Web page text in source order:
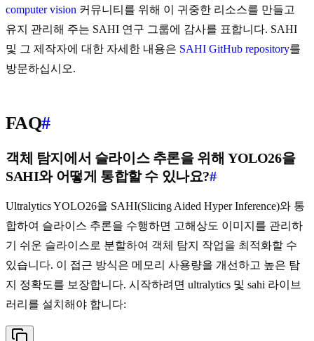
computer vision 커뮤니티를 위해 이 귀중한 리소스를 만들고
유지 관리해 주는 SAHI 연구 그룹에 감사를 표합니다. SAHI
및 그 제작자에 대한 자세한 내용은 SAHI GitHub repository를
방문하십시오.
FAQ#
객체 탐지에서 슬라이스 추론을 위해 YOLO26을
SAHI와 어떻게 통합할 수 있나요?#
Ultralytics YOLO26을 SAHI(Slicing Aided Hyper Inference)와 통
합하여 슬라이스 추론을 수행하면 고해상도 이미지를 관리하
기 쉬운 슬라이스로 분할하여 객체 탐지 작업을 최적화할 수
있습니다. 이 접근 방식은 메모리 사용량을 개선하고 높은 탐
지 정확도를 보장합니다. 시작하려면 ultralytics 및 sahi 라이브
러리를 설치해야 합니다: